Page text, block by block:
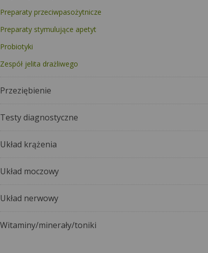
Preparaty przeciwpasożytnicze
Preparaty stymulujące apetyt
Probiotyki
Zespół jelita drażliwego
Przeziębienie
Testy diagnostyczne
Układ krążenia
Układ moczowy
Układ nerwowy
Witaminy/minerały/toniki